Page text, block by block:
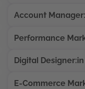
Account
Performance
Digital Designer:in
E-Commerce